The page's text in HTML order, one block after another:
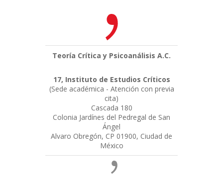
Teoría Crítica y Psicoanálisis A.C.
17, Instituto de Estudios Críticos
(Sede académica - Atención con previa
cita)
Cascada 180
Colonia Jardínes del Pedregal de San
Ángel
Alvaro Obregón, CP 01900, Ciudad de
México